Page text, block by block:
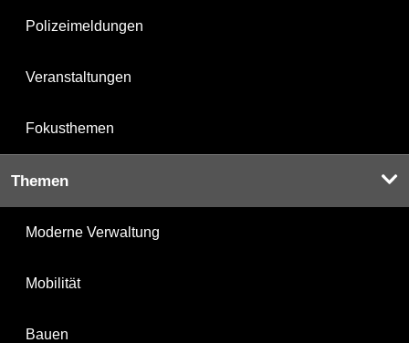
Polizeimeldungen
Veranstaltungen
Fokusthemen
Themen
Moderne Verwaltung
Mobilität
Bauen